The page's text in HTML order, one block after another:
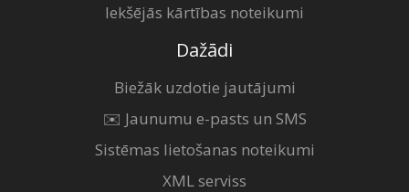
Iekšējās kārtības noteikumi
Dažādi
Biežāk uzdotie jautājumi
✉️ Jaunumu e-pasts un SMS
Sistēmas lietošanas noteikumi
XML serviss